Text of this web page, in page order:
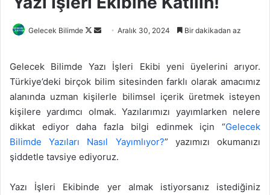
Gelecek Bilimde
Follow
Bir
göndermek
Aralık 30, 2024 Bir dakikadan az
Gelecek Bilimde Yazı İşleri Ekibi yeni üyelerini arıyor.
Türkiye’deki birçok bilim sitesinden farklı olarak amacımız
alanında uzman kişilerle bilimsel içerik üretmek isteyen
kişilere yardımcı olmak. Yazılarımızı yayımlarken nelere
dikkat ediyor daha fazla bilgi edinmek için “Gelecek
Bilimde Yazıları Nasıl Yayımlıyor?” yazımızı okumanızı
şiddetle tavsiye ediyoruz.
Yazı İşleri Ekibinde yer almak istiyorsanız istediğiniz